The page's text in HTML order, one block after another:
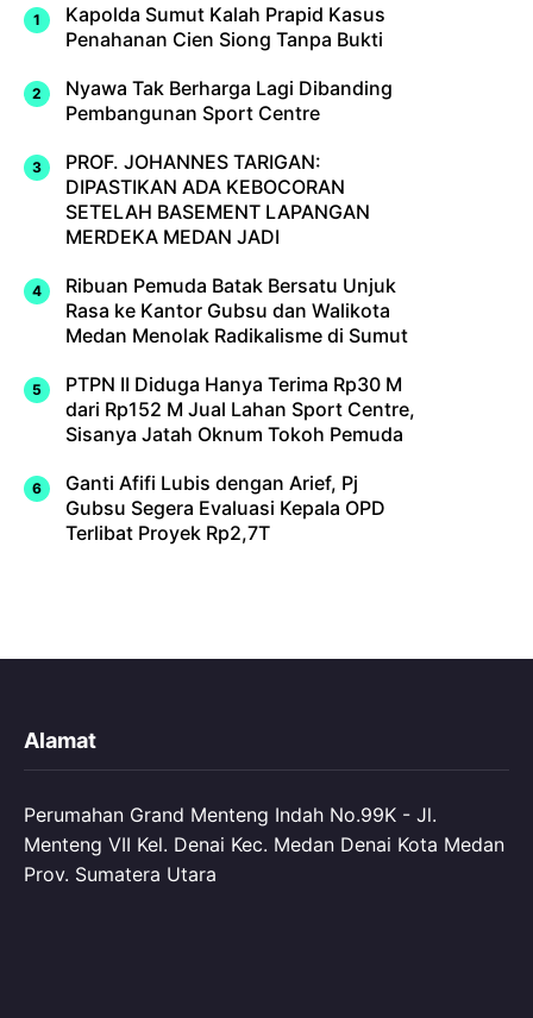
Kapolda Sumut Kalah Prapid Kasus
Penahanan Cien Siong Tanpa Bukti
Nyawa Tak Berharga Lagi Dibanding
Pembangunan Sport Centre
PROF. JOHANNES TARIGAN:
DIPASTIKAN ADA KEBOCORAN
SETELAH BASEMENT LAPANGAN
MERDEKA MEDAN JADI
Ribuan Pemuda Batak Bersatu Unjuk
Rasa ke Kantor Gubsu dan Walikota
Medan Menolak Radikalisme di Sumut
PTPN II Diduga Hanya Terima Rp30 M
dari Rp152 M Jual Lahan Sport Centre,
Sisanya Jatah Oknum Tokoh Pemuda
Ganti Afifi Lubis dengan Arief, Pj
Gubsu Segera Evaluasi Kepala OPD
Terlibat Proyek Rp2,7T
Alamat
Perumahan Grand Menteng Indah No.99K - Jl.
Menteng VII Kel. Denai Kec. Medan Denai Kota Medan
Prov. Sumatera Utara